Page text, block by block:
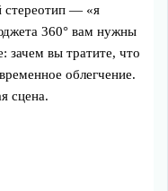
стереотип — «я
360° вам нужны
зачем вы тратите, что
облегчение.
сцена.